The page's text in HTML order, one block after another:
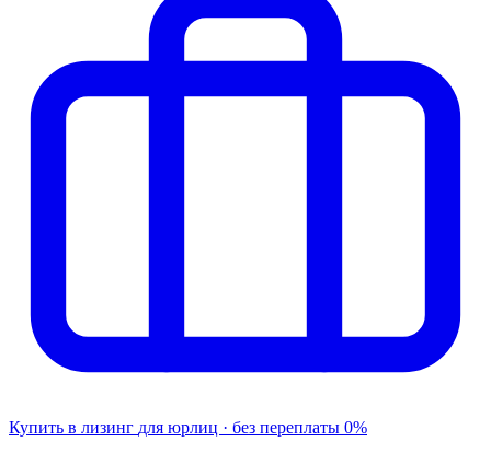
Купить в лизинг для юрлиц · без переплаты 0%